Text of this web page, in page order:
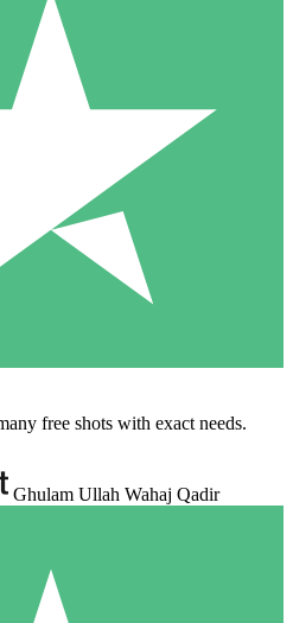
free shots with exact needs.
Ghulam Ullah Wahaj Qadir